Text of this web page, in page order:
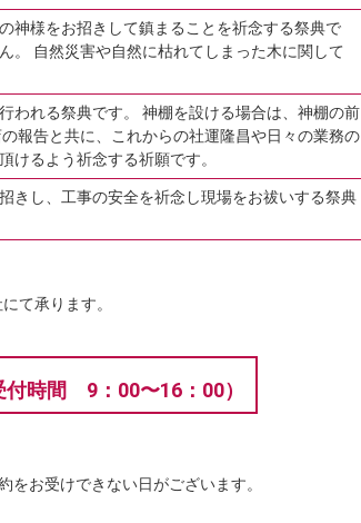
神様をお招きして鎮まることを祈念する祭典で
。 自然災害や自然に枯れてしまった木に関して
われる祭典です。 神棚を設ける場合は、神棚の前
報告と共に、これからの社運隆昌や日々の業務の
けるよう祈念する祈願です。
きし、工事の安全を祈念し現場をお祓いする祭典
て承ります。
付時間 9：00〜16：00）
お受けできない日がございます。